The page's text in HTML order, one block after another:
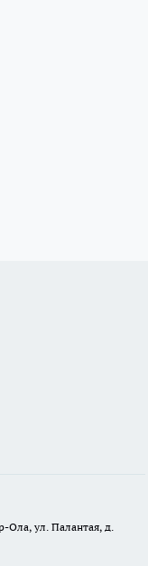
Ола, ул. Палантая, д.